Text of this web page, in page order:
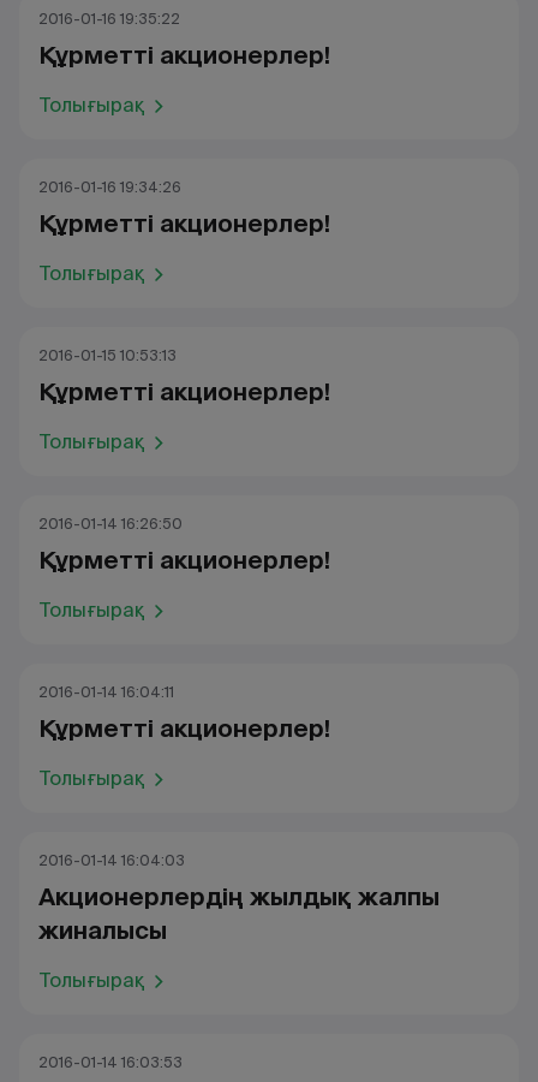
2016-01-16 19:35:22
Құрметті акционерлер!
Толығырақ
2016-01-16 19:34:26
Құрметті акционерлер!
Толығырақ
2016-01-15 10:53:13
Құрметті акционерлер!
Толығырақ
2016-01-14 16:26:50
Құрметті акционерлер!
Толығырақ
2016-01-14 16:04:11
Құрметті акционерлер!
Толығырақ
2016-01-14 16:04:03
Акционерлердің жылдық жалпы
жиналысы
Толығырақ
2016-01-14 16:03:53